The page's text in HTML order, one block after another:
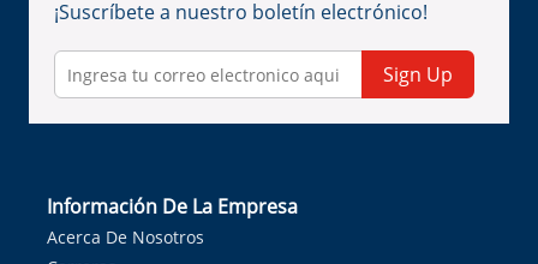
¡Suscríbete a nuestro boletín electrónico!
Sign Up
Información De La Empresa
Acerca De Nosotros